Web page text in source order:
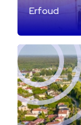
Erfoud